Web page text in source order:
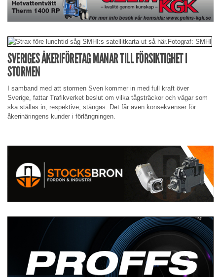
SVERIGES ÅKERIFÖRETAG MANAR TILL FÖRSIKTIGHET I
STORMEN
I samband med att stormen Sven kommer in med full kraft över
Sverige, fattar Trafikverket beslut om vilka tågsträckor och vägar som
ska ställas in, respektive, stängas. Det får även konsekvenser för
åkerinäringens kunder i förlängningen.